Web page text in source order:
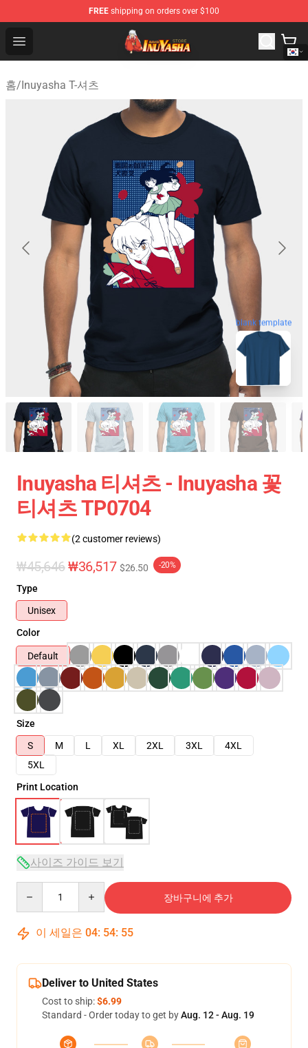
FREE shipping on orders over $100
Open menu
Inuyasha Store - Official Inuyasha Merchandise Shop
홈/Inuyasha T-셔츠
blank template
Inuyasha 티셔츠 - Inuyasha 꽃
티셔츠 TP0704
(2 customer reviews)
₩45,646₩36,517 $26.50 -20%
Type
Unisex
Color
Default
Size
S
M L XL 2XL 3XL
4XL
5XL
Print Location
사이즈 가이드 보기
장바구니에 추가
이 세일은 04: 54: 54
Deliver to United States
Cost to ship:$6.99
Standard - Order today to get byAug. 12 - Aug. 19